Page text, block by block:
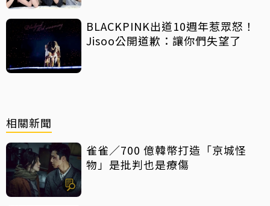
BLACKPINK出道10週年惹眾怒！
Jisoo公開道歉：讓你們失望了
相關新聞
雀雀／700 億韓幣打造「京城怪
物」是批判也是療傷